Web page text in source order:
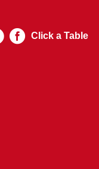
Click a Table